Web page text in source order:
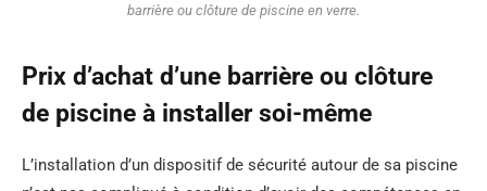
barrière ou clôture de piscine en verre.
Prix d’achat d’une barrière ou clôture
de piscine à installer soi-même
L’installation d’un dispositif de sécurité autour de sa piscine